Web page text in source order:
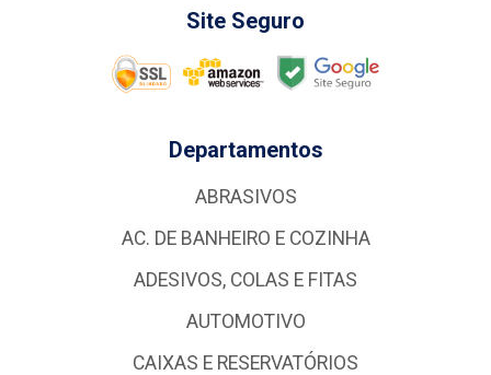
Site Seguro
Departamentos
ABRASIVOS
AC. DE BANHEIRO E COZINHA
ADESIVOS, COLAS E FITAS
AUTOMOTIVO
CAIXAS E RESERVATÓRIOS